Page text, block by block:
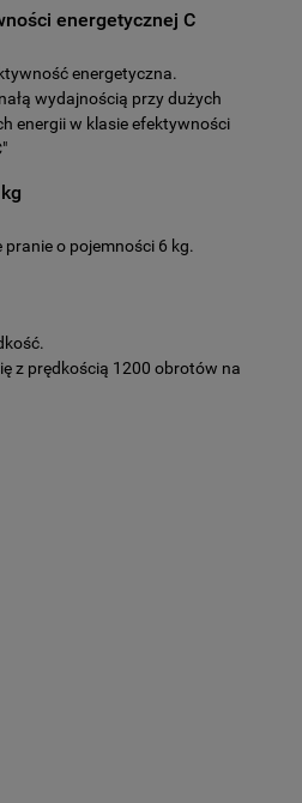
energetycznej C
energetyczna.
wydajnością przy dużych
energii w klasie efektywności
pranie o pojemności 6 kg.
z prędkością 1200 obrotów na